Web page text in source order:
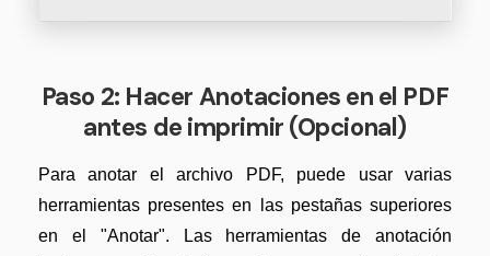
Paso 2: Hacer Anotaciones en el PDF
antes de imprimir (Opcional)
Para anotar el archivo PDF, puede usar varias
herramientas presentes en las pestañas superiores
en el "Anotar". Las herramientas de anotación